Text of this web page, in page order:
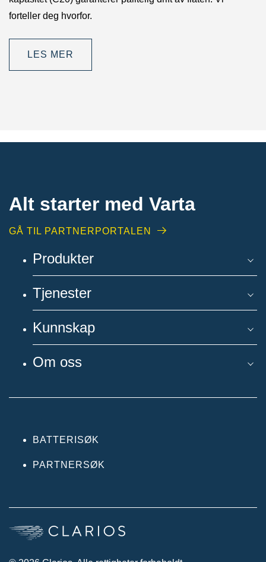
forteller deg hvorfor.
LES MER
Alt starter med Varta
GÅ TIL PARTNERPORTALEN
Produkter
Tjenester
Kunnskap
Om oss
BATTERISØK
PARTNERSØK